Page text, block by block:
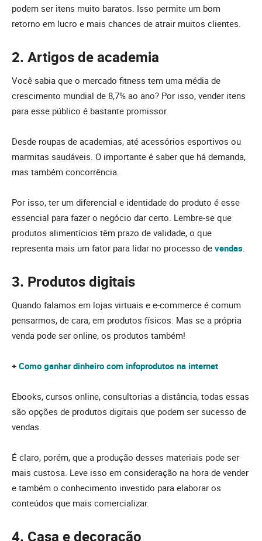
podem ser itens muito baratos. Isso permite um bom
retorno em lucro e mais chances de atrair muitos clientes.
2. Artigos de academia
Você sabia que o mercado fitness tem uma média de
crescimento mundial de 8,7% ao ano? Por isso, vender itens
para esse público é bastante promissor.
Desde roupas de academias, até acessórios esportivos ou
marmitas saudáveis. O importante é saber que há demanda,
mas também concorrência.
Por isso, ter um diferencial e identidade do produto é esse
essencial para fazer o negócio dar certo. Lembre-se que
produtos alimentícios têm prazo de validade, o que
representa mais um fator para lidar no processo de vendas.
3. Produtos digitais
Quando falamos em lojas virtuais e e-commerce é comum
pensarmos, de cara, em produtos físicos. Mas se a própria
venda pode ser online, os produtos também!
+ Como ganhar dinheiro com infoprodutos na internet
Ebooks, cursos online, consultorias a distância, todas essas
são opções de produtos digitais que podem ser sucesso de
vendas.
É claro, porém, que a produção desses materiais pode ser
mais custosa. Leve isso em consideração na hora de vender
e também o conhecimento investido para elaborar os
conteúdos que mais comercializar.
4. Casa e decoração